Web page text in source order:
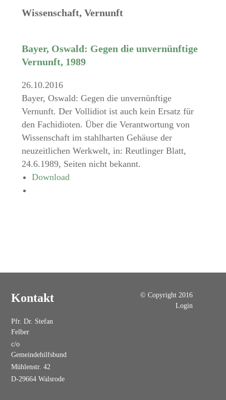
Wissenschaft, Vernunft
Bayer, Oswald: Gegen die unvernünftige
Vernunft, 1989
26.10.2016
Bayer, Oswald: Gegen die unvernünftige
Vernunft. Der Vollidiot ist auch kein Ersatz für
den Fachidioten. Über die Verantwortung von
Wissenschaft im stahlharten Gehäuse der
neuzeitlichen Werkwelt, in: Reutlinger Blatt,
24.6.1989, Seiten nicht bekannt.
Download
Kontakt
Pfr. Dr. Stefan
Felber
c/o
Gemeindehilfsbund
Mühlenstr. 42
D-29664 Walsrode
© Copyright 2016
Login